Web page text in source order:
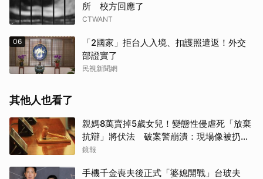
所 校方回應了
CTWANT
06
「2國家」拒台人入境、扣護照遣返！外交
部證實了
民視新聞網
其他人也看了
親媽8萬賣掉5歲女兒！變態性侵虐死「放棄
抗辯」將伏法 破案警崩潰：現場像被扔掉
的洋娃娃
鏡報
手機千金喪夫後正式「婆媳開戰」台玻夫